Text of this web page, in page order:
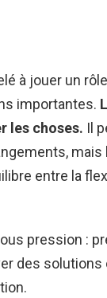
à jouer un
importantes.
les choses. Il
mais
entre la
pression :
des solutions